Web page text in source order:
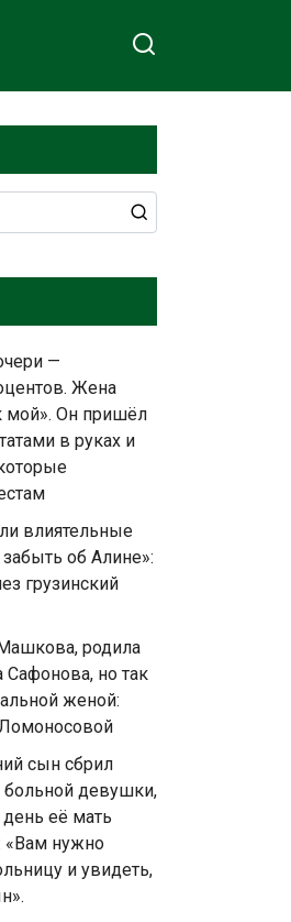
—
Жена
мой». Он пришёл
в руках и
влиятельные
об Алине»:
грузинский
родила
Сафонова, но так
женой:
сын сбрил
девушки,
её мать
«Вам нужно
и увидеть,